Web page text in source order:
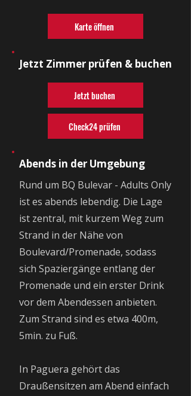
Karte öffnen
Jetzt Zimmer prüfen & buchen
Jetzt buchen
Check24 prüfen
Abends in der Umgebung
Rund um BQ Bulevar - Adults Only
ist es abends lebendig. Die Lage
ist zentral, mit kurzem Weg zum
Strand in der Nähe von
Boulevard/Promenade, sodass
sich Spaziergänge entlang der
Promenade und ein erster Drink
vor dem Abendessen anbieten.
Zum Strand sind es etwa 400m,
5min. zu Fuß.
In Paguera gehört das
Draußensitzen am Abend einfach